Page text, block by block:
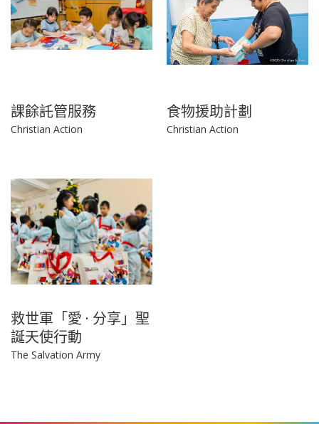
課餘託管服務
Christian Action
食物援助計劃
Christian Action
救世軍「愛 · 分享」聖
誕天使行動
The Salvation Army